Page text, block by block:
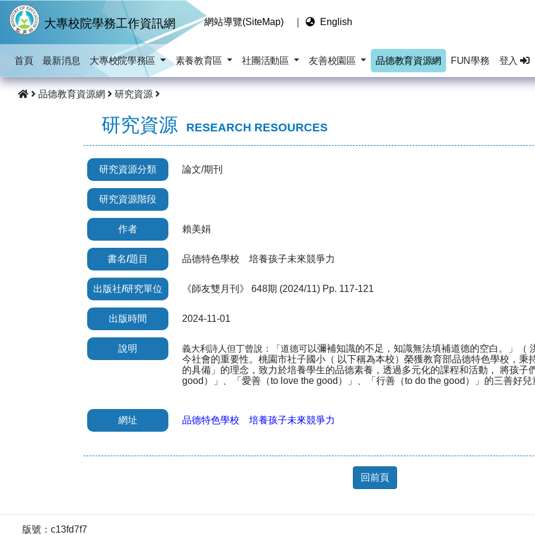
跳到主要內容
大專校院學務工作資訊網 網站導覽(SiteMap) English
首頁 最新消息 大專校院學務區 素養教育區 社團活動區 友善校園區 品德教育資源網 FUN學務 登入
品德教育資源網 研究資源
研究資源 RESEARCH RESOURCES
研究資源分類 論文/期刊
研究資源階段
作者 賴美娟
書名/題目 品德特色學校 培養孩子未來競爭力
出版社/研究單位 《師友雙月刊》 648期 (2024/11) Pp. 117-121
出版時間 2024-11-01
說明 義大利詩人但丁曾說：「道德可以彌補知識的不足，知識無法填補道德的空白。」（
今社會的重要性。桃園市社子國小（ 以下稱為本校）榮獲教育部品德特色學校，秉
的具備」的理念，致力於培養學生的品德素養，透過多元化的課程和活動， 將孩子
good）」、「愛善（to love the good）」、「行善（to do the good）」的三善好兒
網址 品德特色學校 培養孩子未來競爭力
回前頁
版號：c13fd7f7